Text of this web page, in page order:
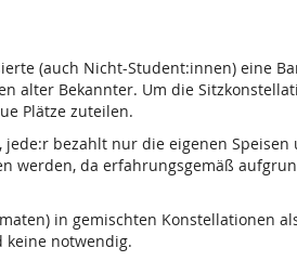
(auch Nicht-Student:innen) eine
alter Bekannter. Um die
Plätze zuteilen.
bezahlt nur die eigenen
werden, da erfahrungsgemäß
in gemischten Konstellationen
notwendig.